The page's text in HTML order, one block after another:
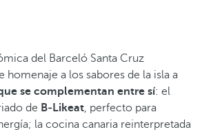
del Barceló Santa Cruz
a los sabores de la isla a
se complementan entre sí: el
de B‑Likeat, perfecto para
la cocina canaria reinterpretada